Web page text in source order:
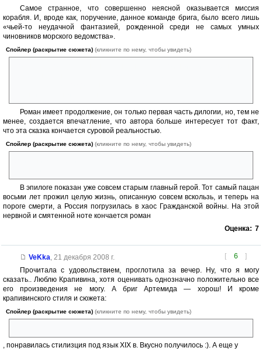
Самое странное, что совершенно неясной оказывается миссия
корабля. И, вроде как, поручение, данное команде брига, было всего лишь
«чьей-то неудачной фантазией, рожденной среди не самых умных
чиновников морского ведомства».
Спойлер (раскрытие сюжета) (кликните по нему, чтобы увидеть)
Роман имеет продолжение, он только первая часть дилогии, но, тем не
менее, создается впечатление, что автора больше интересует тот факт,
что эта сказка кончается суровой реальностью.
Спойлер (раскрытие сюжета) (кликните по нему, чтобы увидеть)
В эпилоге показан уже совсем старым главный герой. Тот самый пацан
восьми лет прожил целую жизнь, описанную совсем вскользь, и теперь на
пороге смерти, а Россия погрузилась в хаос Гражданской войны. На этой
нервной и смятенной ноте кончается роман
Оценка: 7
[ 6 ]
VeKka 21 декабря 2008 г.
Прочитала с удовольствием, проглотила за вечер. Ну, что я могу
сказать.. Люблю Крапивина, хотя оценивать однозначно положительно все
его произведения не могу. А бриг Артемида — хорош! И кроме
крапивинского стиля и сюжета:
Спойлер (раскрытие сюжета) (кликните по нему, чтобы увидеть)
, понравилась стилизция под язык XIX в. Вкусно получилось :). А еще у